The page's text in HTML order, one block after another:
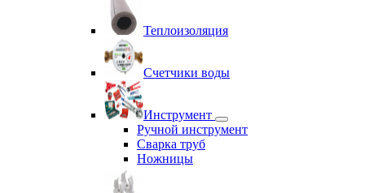
Теплоизоляция
Счетчики воды
Инструмент
Ручной инструмент
Сварка труб
Ножницы